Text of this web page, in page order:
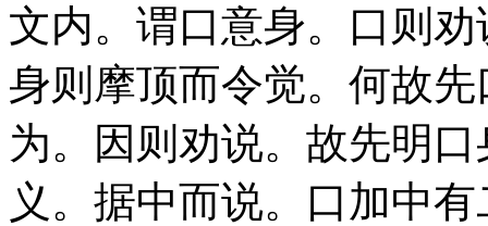
文内。谓口意身。口则
身则摩顶而令觉。何故
为。因则劝说。故先明
义。据中而说。口加中